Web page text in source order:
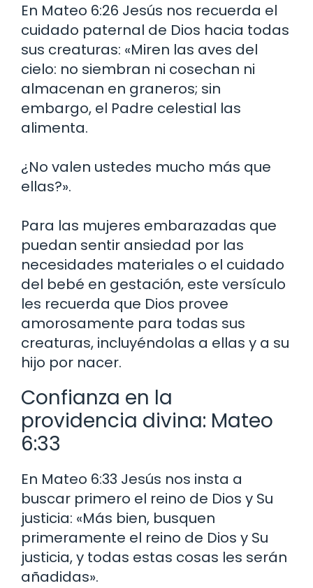
En Mateo 6:26 Jesús nos recuerda el
cuidado paternal de Dios hacia todas
sus creaturas: «Miren las aves del
cielo: no siembran ni cosechan ni
almacenan en graneros; sin
embargo, el Padre celestial las
alimenta.
¿No valen ustedes mucho más que
ellas?».
Para las mujeres embarazadas que
puedan sentir ansiedad por las
necesidades materiales o el cuidado
del bebé en gestación, este versículo
les recuerda que Dios provee
amorosamente para todas sus
creaturas, incluyéndolas a ellas y a su
hijo por nacer.
Confianza en la
providencia divina: Mateo
6:33
En Mateo 6:33 Jesús nos insta a
buscar primero el reino de Dios y Su
justicia: «Más bien, busquen
primeramente el reino de Dios y Su
justicia, y todas estas cosas les serán
añadidas».